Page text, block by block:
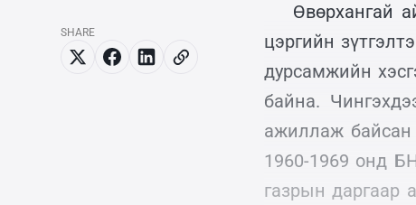
Өвөрхангай
цэргийн
дурсамжийн
байна.
ажиллаж байсан
1960-1969 онд
газрын даргаар
SHARE